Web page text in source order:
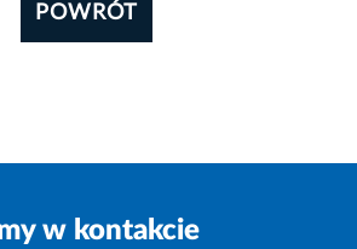
POWRÓT
w kontakcie